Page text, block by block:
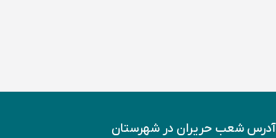
آدرس شعب حریران در شهرستان